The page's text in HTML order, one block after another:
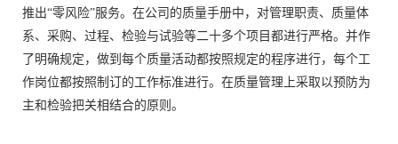
推出“零风险”服务。在公司的质量手册中，对管理职责、质量体
系、采购、过程、检验与试验等二十多个项目都进行严格。并作
了明确规定，做到每个质量活动都按照规定的程序进行，每个工
作岗位都按照制订的工作标准进行。在质量管理上采取以预防为
主和检验把关相结合的原则。